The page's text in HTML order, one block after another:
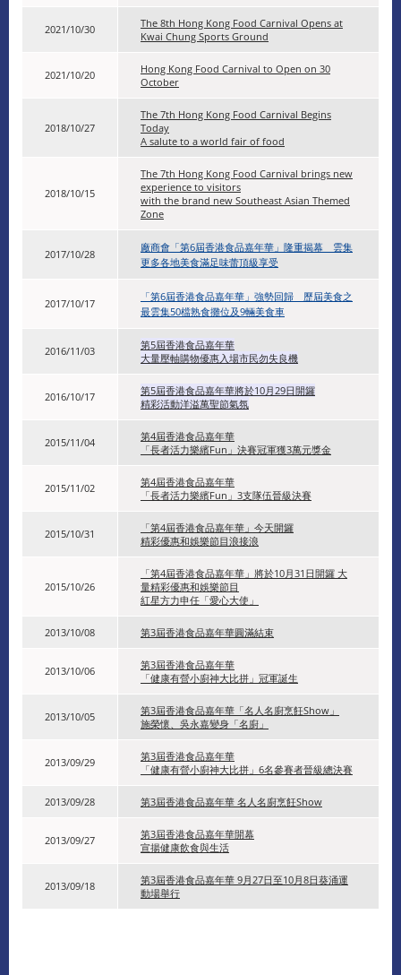
2021/10/30
The 8th Hong Kong Food Carnival Opens at
Kwai Chung Sports Ground
2021/10/20
Hong Kong Food Carnival to Open on 30
October
2018/10/27
The 7th Hong Kong Food Carnival Begins
Today
A salute to a world fair of food
2018/10/15
The 7th Hong Kong Food Carnival brings new
experience to visitors
with the brand new Southeast Asian Themed
Zone
2017/10/28
廠商會「第6屆香港食品嘉年華」隆重揭幕 雲集
更多各地美食滿足味蕾頂級享受
2017/10/17
「第6屆香港食品嘉年華」強勢回歸 歷屆美食之
最雲集50檔熟食攤位及9輛美食車
2016/11/03
第5屆香港食品嘉年華
大量壓軸購物優惠入場市民勿失良機
2016/10/17
第5屆香港食品嘉年華將於10月29日開鑼
精彩活動洋溢萬聖節氣氛
2015/11/04
第4屆香港食品嘉年華
「長者活力樂繽Fun」決賽冠軍獲3萬元獎金
2015/11/02
第4屆香港食品嘉年華
「長者活力樂繽Fun」3支隊伍晉級決賽
2015/10/31
「第4屆香港食品嘉年華」今天開鑼
精彩優惠和娛樂節目浪接浪
2015/10/26
「第4屆香港食品嘉年華」將於10月31日開鑼 大
量精彩優惠和娛樂節目
紅星方力申任「愛心大使」
2013/10/08 第3屆香港食品嘉年華圓滿結束
2013/10/06
第3屆香港食品嘉年華
「健康有營小廚神大比拼」冠軍誕生
2013/10/05
第3屆香港食品嘉年華「名人名廚烹飪Show」
施榮懷、吳永嘉變身「名廚」
2013/09/29
第3屆香港食品嘉年華
「健康有營小廚神大比拼」6名參賽者晉級總決賽
2013/09/28 第3屆香港食品嘉年華 名人名廚烹飪Show
2013/09/27
第3屆香港食品嘉年華開幕
宣揚健康飲食與生活
2013/09/18
第3屆香港食品嘉年華 9月27日至10月8日葵涌運
動場舉行